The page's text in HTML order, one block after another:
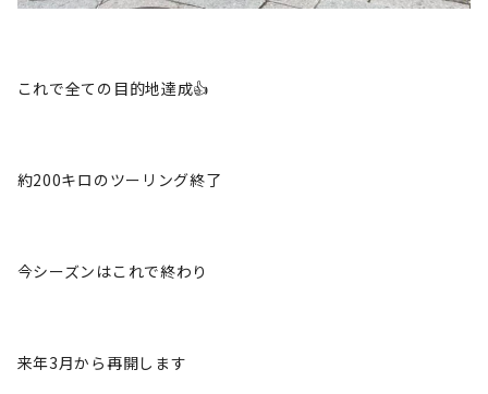
これで全ての目的地達成👍
約200キロのツーリング終了
今シーズンはこれで終わり
来年3月から再開します